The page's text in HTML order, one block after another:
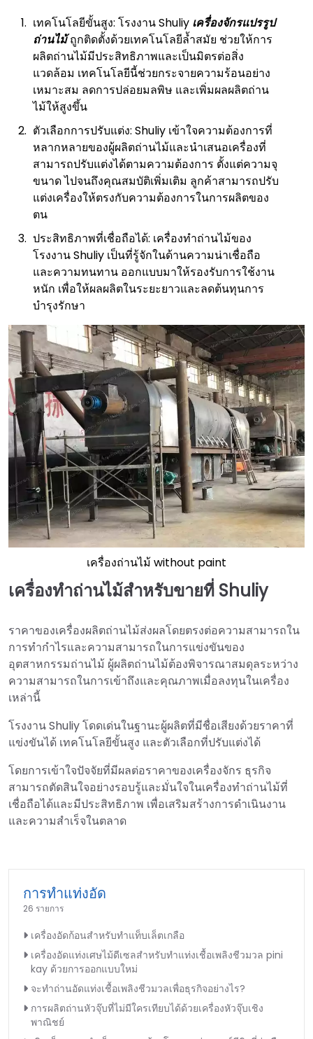
เทคโนโลยีขั้นสูง: โรงงาน Shuliy เครื่องจักรแปรรูป
ถ่านไม้ถูกติดตั้งด้วยเทคโนโลยีล้ำสมัย ช่วยให้การ
ผลิตถ่านไม้มีประสิทธิภาพและเป็นมิตรต่อสิ่ง
แวดล้อม เทคโนโลยีนี้ช่วยกระจายความร้อนอย่าง
เหมาะสม ลดการปล่อยมลพิษ และเพิ่มผลผลิตถ่าน
ไม้ให้สูงขึ้น
ตัวเลือกการปรับแต่ง: Shuliy เข้าใจความต้องการที่
หลากหลายของผู้ผลิตถ่านไม้และนำเสนอเครื่องที่
สามารถปรับแต่งได้ตามความต้องการ ตั้งแต่ความจุ
ขนาด ไปจนถึงคุณสมบัติเพิ่มเติม ลูกค้าสามารถปรับ
แต่งเครื่องให้ตรงกับความต้องการในการผลิตของ
ตน
ประสิทธิภาพที่เชื่อถือได้: เครื่องทำถ่านไม้ของ
โรงงาน Shuliy เป็นที่รู้จักในด้านความน่าเชื่อถือ
และความทนทาน ออกแบบมาให้รองรับการใช้งาน
หนัก เพื่อให้ผลผลิตในระยะยาวและลดต้นทุนการ
บำรุงรักษา
เครื่องถ่านไม้ without paint
เครื่องทำถ่านไม้สำหรับขายที่ Shuliy
ราคาของเครื่องผลิตถ่านไม้ส่งผลโดยตรงต่อความสามารถใน
การทำกำไรและความสามารถในการแข่งขันของ
อุตสาหกรรมถ่านไม้ ผู้ผลิตถ่านไม้ต้องพิจารณาสมดุลระหว่าง
ความสามารถในการเข้าถึงและคุณภาพเมื่อลงทุนในเครื่อง
เหล่านี้
โรงงาน Shuliy โดดเด่นในฐานะผู้ผลิตที่มีชื่อเสียงด้วยราคาที่
แข่งขันได้ เทคโนโลยีขั้นสูง และตัวเลือกที่ปรับแต่งได้
โดยการเข้าใจปัจจัยที่มีผลต่อราคาของเครื่องจักร ธุรกิจ
สามารถตัดสินใจอย่างรอบรู้และมั่นใจในเครื่องทำถ่านไม้ที่
เชื่อถือได้และมีประสิทธิภาพ เพื่อเสริมสร้างการดำเนินงาน
และความสำเร็จในตลาด
การทำแท่งอัด
26 รายการ
เครื่องอัดก้อนสำหรับทำแท็บเล็ตเกลือ
เครื่องอัดแท่งเศษไม้ดีเซลสำหรับทำแท่งเชื้อเพลิงชีวมวล pini
kay ด้วยการออกแบบใหม่
จะทำถ่านอัดแท่งเชื้อเพลิงชีวมวลเพื่อธุรกิจอย่างไร?
การผลิตถ่านหัวจุ๊บที่ไม่มีใครเทียบได้ด้วยเครื่องหัวจุ๊บเชิง
พาณิชย์